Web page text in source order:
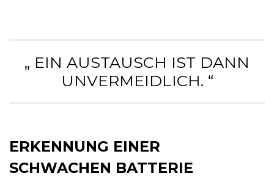
„ EIN AUSTAUSCH IST DANN
UNVERMEIDLICH. “
ERKENNUNG EINER
SCHWACHEN BATTERIE